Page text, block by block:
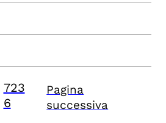
723
6
Pagina
successiva